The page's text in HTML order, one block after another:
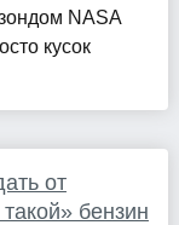
NASA
кусок
от
бензин